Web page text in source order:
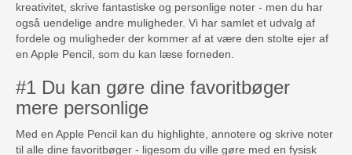
kreativitet, skrive fantastiske og personlige noter - men du har
også uendelige andre muligheder. Vi har samlet et udvalg af
fordele og muligheder der kommer af at være den stolte ejer af
en Apple Pencil, som du kan læse forneden.
#1 Du kan gøre dine favoritbøger
mere personlige
Med en Apple Pencil kan du highlighte, annotere og skrive noter
til alle dine favoritbøger - ligesom du ville gøre med en fysisk